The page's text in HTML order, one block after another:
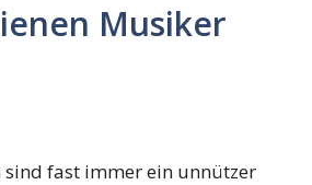
Musiker
sind fast immer ein unnützer